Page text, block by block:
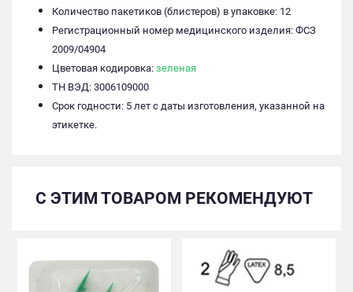
Количество пакетиков (блистеров) в упаковке: 12
Регистрационный номер медицинского изделия: ФСЗ
2009/04904
Цветовая кодировка: зеленая
ТН ВЭД: 3006109000
Срок годности: 5 лет с даты изготовления, указанной на
этикетке.
С ЭТИМ ТОВАРОМ РЕКОМЕНДУЮТ